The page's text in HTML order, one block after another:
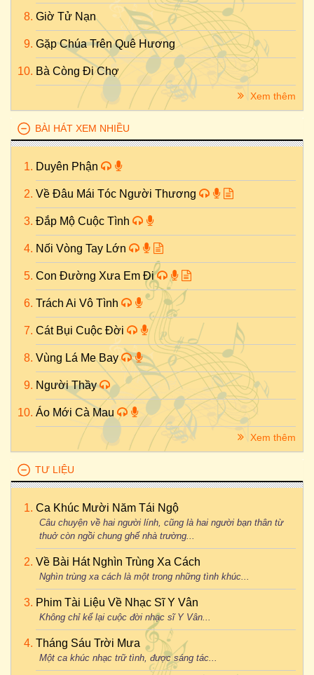
Giờ Tử Nạn
Gặp Chúa Trên Quê Hương
Bà Còng Đi Chợ
Xem thêm
BÀI HÁT XEM NHIỀU
Duyên Phận
Về Đâu Mái Tóc Người Thương
Đắp Mộ Cuộc Tình
Nối Vòng Tay Lớn
Con Đường Xưa Em Đi
Trách Ai Vô Tình
Cát Bụi Cuộc Đời
Vùng Lá Me Bay
Người Thầy
Áo Mới Cà Mau
Xem thêm
TƯ LIỆU
Ca Khúc Mười Năm Tái Ngộ
Câu chuyện về hai người lính, cũng là hai người bạn thân từ
thuở còn ngồi chung ghế nhà trường...
Về Bài Hát Nghìn Trùng Xa Cách
Nghìn trùng xa cách là một trong những tình khúc...
Phim Tài Liệu Về Nhạc Sĩ Y Vân
Không chỉ kể lại cuộc đời nhạc sĩ Y Vân...
Tháng Sáu Trời Mưa
Một ca khúc nhạc trữ tình, được sáng tác...